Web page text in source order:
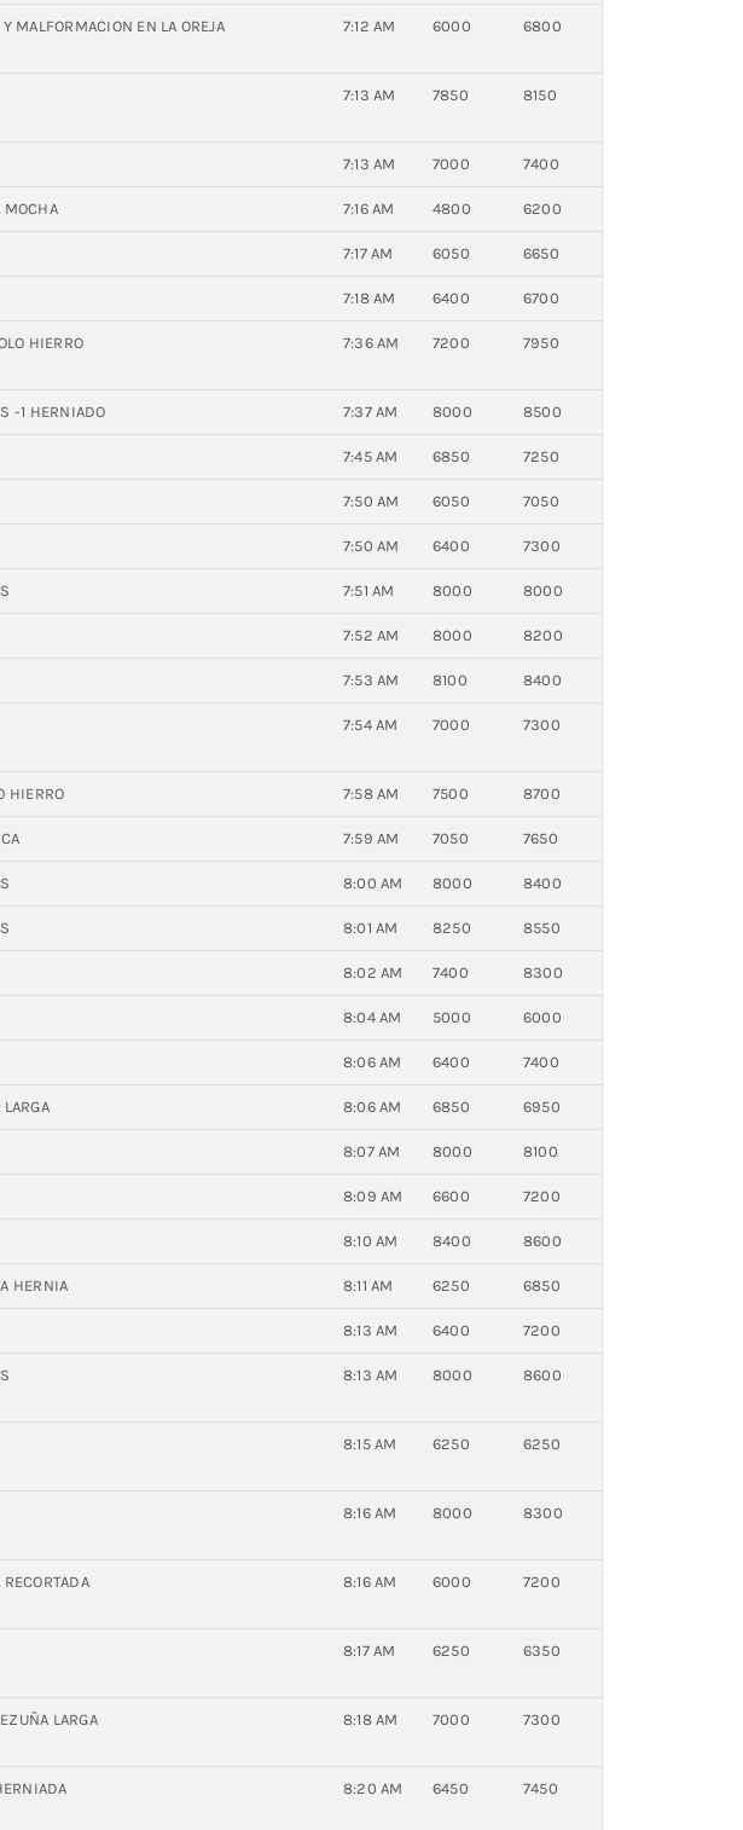
Y MALFORMACION EN LA OREJA 7:12 AM 6000 6800
7:13 AM 7850 8150
7:13 AM 7000 7400
MOCHA 7:16 AM 4800 6200
7:17 AM 6050 6650
7:18 AM 6400 6700
HIERRO 7:36 AM 7200 7950
-1 HERNIADO 7:37 AM 8000 8500
7:45 AM 6850 7250
7:50 AM 6050 7050
7:50 AM 6400 7300
7:51 AM 8000 8000
7:52 AM 8000 8200
7:53 AM 8100 8400
7:54 AM 7000 7300
HIERRO 7:58 AM 7500 8700
7:59 AM 7050 7650
8:00 AM 8000 8400
8:01 AM 8250 8550
8:02 AM 7400 8300
8:04 AM 5000 6000
8:06 AM 6400 7400
8:06 AM 6850 6950
8:07 AM 8000 8100
8:09 AM 6600 7200
8:10 AM 8400 8600
HERNIA 8:11 AM 6250 6850
8:13 AM 6400 7200
8:13 AM 8000 8600
8:15 AM 6250 6250
8:16 AM 8000 8300
8:16 AM 6000 7200
8:17 AM 6250 6350
LARGA 8:18 AM 7000 7300
8:20 AM 6450 7450